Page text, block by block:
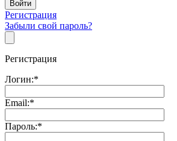
Регистрация
Забыли свой пароль?
Регистрация
Логин:*
Email:*
Пароль:*